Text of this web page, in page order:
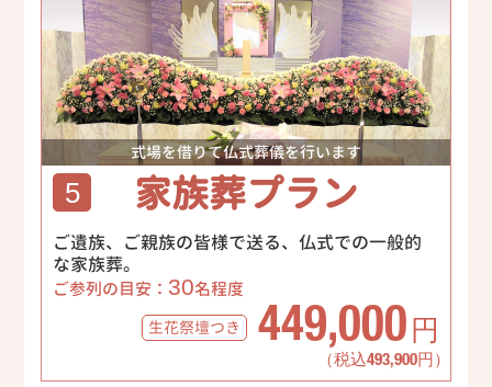
式場を借りて仏式葬儀を行います
5 家族葬プラン
ご遺族、ご親族の皆様で送る、仏式での一般的
な家族葬。
ご参列の目安： 30名程度
生花祭壇つき 449,000 円
（税込493,900円）